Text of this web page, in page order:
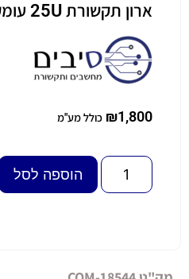
ארון תקשורת 25U עומק 60 ס"מ
₪1,800 כולל מע"מ
הוספה לסל